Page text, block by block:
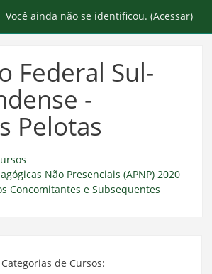
Você ainda não se identificou. (Acessar)
Federal Sul-
-
Pelotas
Não Presenciais (APNP) 2020
Concomitantes e Subsequentes
Categorias de Cursos: